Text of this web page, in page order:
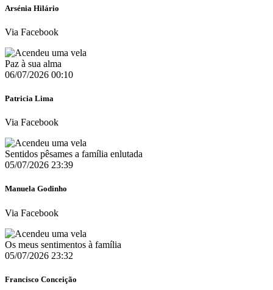
Arsénia Hilário
Via Facebook
Paz à sua alma
06/07/2026 00:10
Patricia Lima
Via Facebook
Sentidos pêsames a família enlutada
05/07/2026 23:39
Manuela Godinho
Via Facebook
Os meus sentimentos à família
05/07/2026 23:32
Francisco Conceição